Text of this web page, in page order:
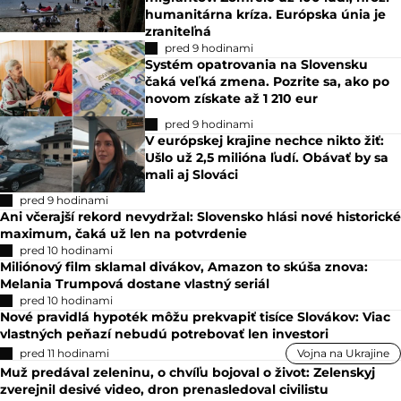
humanitárna kríza. Európska únia je
zraniteľná
pred 9 hodinami
Systém opatrovania na Slovensku
čaká veľká zmena. Pozrite sa, ako po
novom získate až 1 210 eur
pred 9 hodinami
V európskej krajine nechce nikto žiť:
Ušlo už 2,5 milióna ľudí. Obávať by sa
mali aj Slováci
pred 9 hodinami
Ani včerajší rekord nevydržal: Slovensko hlási nové historické
maximum, čaká už len na potvrdenie
pred 10 hodinami
Miliónový film sklamal divákov, Amazon to skúša znova:
Melania Trumpová dostane vlastný seriál
pred 10 hodinami
Nové pravidlá hypoték môžu prekvapiť tisíce Slovákov: Viac
vlastných peňazí nebudú potrebovať len investori
pred 11 hodinami Vojna na Ukrajine
Muž predával zeleninu, o chvíľu bojoval o život: Zelenskyj
zverejnil desivé video, dron prenasledoval civilistu